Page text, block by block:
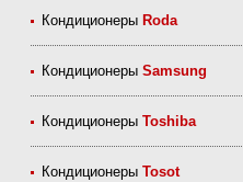
Кондиционеры Roda
КондиционерыSamsung
КондиционерыToshiba
КондиционерыTosot